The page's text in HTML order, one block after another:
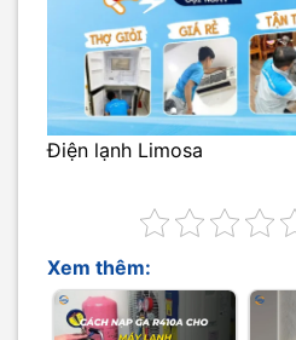
Điện lạnh Limosa
Xem thêm: